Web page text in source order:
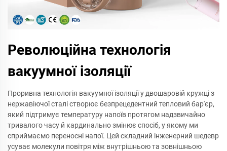
Революційна технологія
вакуумної ізоляції
Проривна технологія вакуумної ізоляції у двошаровій кружці з
нержавіючої сталі створює безпрецедентний тепловий бар'єр,
який підтримує температуру напоїв протягом надзвичайно
тривалого часу й кардинально змінює спосіб, у якому ми
сприймаємо переносні напої. Цей складний інженерний шедевр
усуває молекули повітря між внутрішньою та зовнішньою